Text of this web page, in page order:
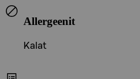
Allergeenit
Kalat